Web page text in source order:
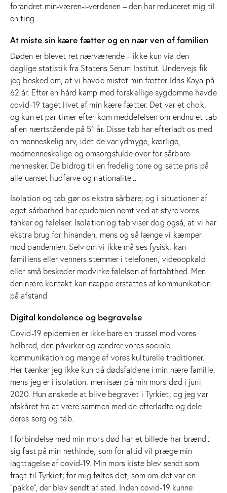
forandret min-væren-i-verdenen – den har reduceret mig til
en ting.
At miste sin kære fætter og en nær ven af familien
Døden er blevet ret nærværende – ikke kun via den
daglige statistik fra Statens Serum Institut. Undervejs fik
jeg besked om, at vi havde mistet min fætter Idris Kaya på
62 år. Efter en hård kamp med forskellige sygdomme havde
covid-19 taget livet af min kære fætter. Det var et chok,
og kun et par timer efter kom meddelelsen om endnu et tab
af en nærtstående på 51 år. Disse tab har efterladt os med
en menneskelig arv, idet de var ydmyge, kærlige,
medmenneskelige og omsorgsfulde over for sårbare
mennesker. De bidrog til en fredelig tone og satte pris på
alle uanset hudfarve og nationalitet.
Isolation og tab gør os ekstra sårbare; og i situationer af
øget sårbarhed har epidemien nemt ved at styre vores
tanker og følelser. Isolation og tab viser dog også, at vi har
ekstra brug for hinanden, mens og så længe vi kæmper
mod pandemien. Selv om vi ikke må ses fysisk, kan
familiens eller venners stemmer i telefonen, videoopkald
eller små beskeder modvirke følelsen af fortabthed. Men
den nære kontakt kan næppe erstattes af kommunikation
på afstand.
Digital kondolence og begravelse
Covid-19 epidemien er ikke bare en trussel mod vores
helbred, den påvirker og ændrer vores sociale
kommunikation og mange af vores kulturelle traditioner.
Her tænker jeg ikke kun på dødsfaldene i min nære familie,
mens jeg er i isolation, men især på min mors død i juni
2020. Hun ønskede at blive begravet i Tyrkiet; og jeg var
afskåret fra at være sammen med de efterladte og dele
deres sorg og tab.
I forbindelse med min mors død har et billede har brændt
sig fast på min nethinde, som for altid vil præge min
iagttagelse af covid-19. Min mors kiste blev sendt som
fragt til Tyrkiet; for mig føltes det, som om det var en
”pakke”, der blev sendt af sted. Inden covid-19 kunne